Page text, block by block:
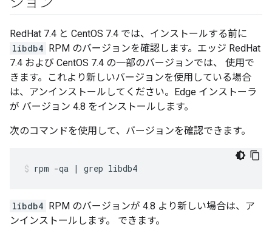
RedHat 7.4 と CentOS 7.4 では、インストールする前に
libdb4 RPM のバージョンを確認します。エッジ RedHat
7.4 および CentOS 7.4 の一部のバージョンでは、 使用で
きます。これより新しいバージョンを使用している場合
は、アンインストールしてください。Edge インストーラ
が バージョン 4.8 をインストールします。
次のコマンドを使用して、バージョンを確認できます。
rpm -qa | grep libdb4
libdb4 RPM のバージョンが 4.8 より新しい場合は、ア
ンインストールします。 できます。